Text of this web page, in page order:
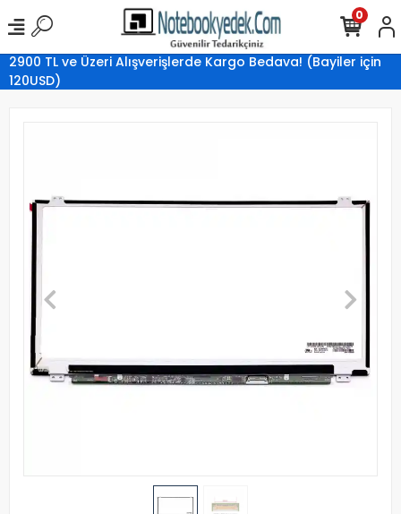
2900 TL ve Üzeri Alışverişlerde Kargo Bedava! (Bayiler için
120USD)
0